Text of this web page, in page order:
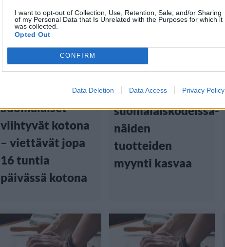
I want to opt-out of Collection, Use, Retention, Sale, and/or Sharing
of my Personal Data that Is Unrelated with the Purposes for which it
was collected.
Opted Out
CONFIRM
Data Deletion Data Access Privacy Policy
Lifestyle
Suomalaiset
viihtyvät kotona
– viettävät jopa
16 tuntia
päivässä kotona
innostaa
leipomaan
suomalaiskodeissa-
näiden
tuotteiden
myynti kasvaa